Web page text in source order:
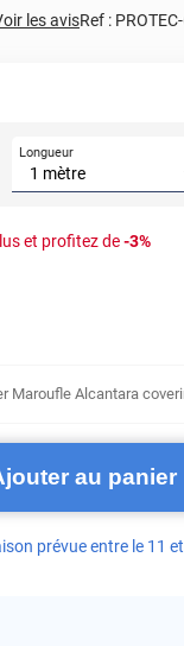
les avisRef :
Longueur
et profitez de-3%
Maroufle Alcantara
au panier
prévue entre le 11